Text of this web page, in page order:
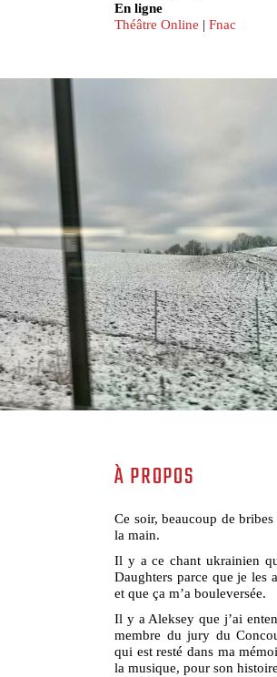
En ligne
Théâtre Online | Fnac
À PROPOS
Ce soir, beaucoup de
la main.
Il y a ce chant ukrainien
Daughters parce que je les
et que ça m’a bouleversée.
Il y a Aleksey que j’ai
membre du jury du
qui est resté dans ma
la musique, pour son